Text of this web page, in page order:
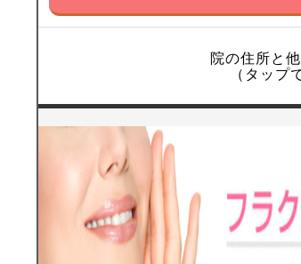
院の住所と
（タップ